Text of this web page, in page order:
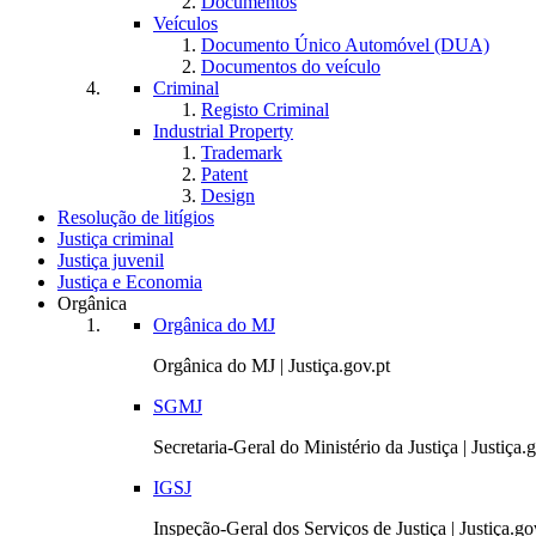
Veículos
Documento Único Automóvel (DUA)
Documentos do veículo
Criminal
Registo Criminal
Industrial Property
Trademark
Patent
Design
Resolução de litígios
Justiça criminal
Justiça juvenil
Justiça e Economia
Orgânica
Orgânica do MJ
Orgânica do MJ | Justiça.gov.pt
SGMJ
Secretaria-Geral do Ministério da Justiça |
IGSJ
Inspeção-Geral dos Serviços de Justiça |